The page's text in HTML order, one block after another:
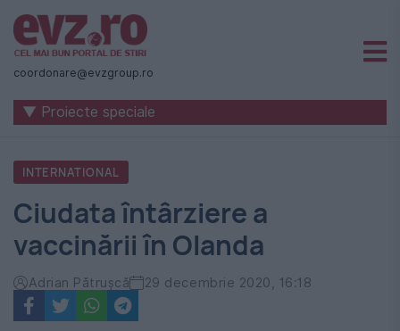
Știri
naționale
internaționale
România
-
Evenimentul
Zilei
coordonare@evzgroup.ro
▼ Proiecte speciale
INTERNATIONAL
Ciudata întârziere a
vaccinării în Olanda
Adrian Pătrușcă 29 decembrie 2020, 16:18